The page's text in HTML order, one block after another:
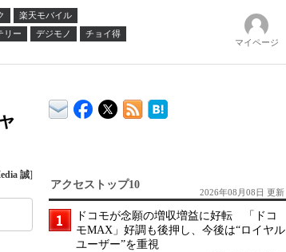
楽天モバイル
リー デジモノ
チョイ得
マイページ
誠]
アクセストップ10
2026年08月08日 更新
ドコモが念願の増収増益に好転 「ドコ
モMAX」好調も後押し、今後は“ロイヤル
ユーザー”を重視